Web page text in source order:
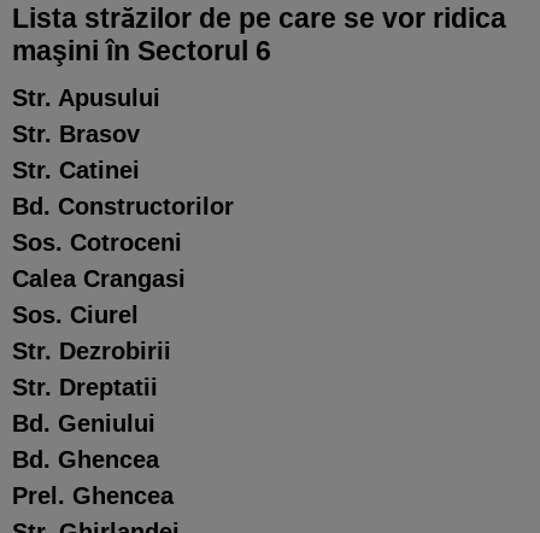
Lista străzilor de pe care se vor ridica
maşini în Sectorul 6
Str. Apusului
Str. Brasov
Str. Catinei
Bd. Constructorilor
Sos. Cotroceni
Calea Crangasi
Sos. Ciurel
Str. Dezrobirii
Str. Dreptatii
Bd. Geniului
Bd. Ghencea
Prel. Ghencea